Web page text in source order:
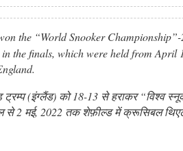
the “World Snooker
the finals, which were held from April
(इंग्लैंड) को 18-13 से हराकर “विश्व
से 2 मई, 2022 तक शेफ़ील्ड में क्रूसिबल